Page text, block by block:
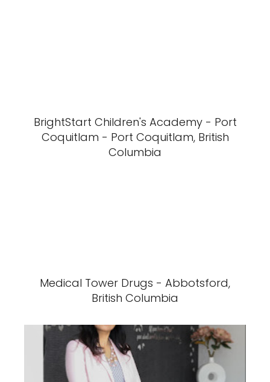
BrightStart Children's Academy - Port
Coquitlam - Port Coquitlam, British
Columbia
Medical Tower Drugs - Abbotsford,
British Columbia